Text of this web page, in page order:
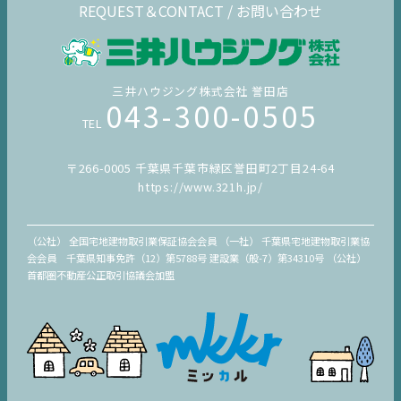
REQUEST＆CONTACT / お問い合わせ
三井ハウジング株式会社 誉田店
TEL 043-300-0505
〒266-0005 千葉県千葉市緑区誉田町2丁目24-64
https://www.321h.jp/
（公社） 全国宅地建物取引業保証協会会員 （一社） 千葉県宅地建物取引業協
会会員 千葉県知事免許（12）第5788号 建設業（般-7）第34310号 （公社）
首都圏不動産公正取引協議会加盟